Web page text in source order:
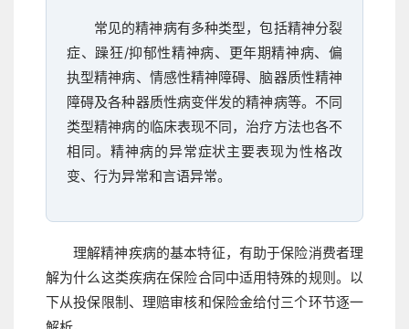
常见的精神病有多种类型，包括精神分裂
症、躁狂/抑郁性精神病、更年期精神病、偏
执型精神病、情感性精神障碍、脑器质性精神
障碍及各种器质性病变伴发的精神病等。不同
类型精神病的临床表现不同，治疗方法也各不
相同。精神病的异常症状主要表现为性格改
变、行为异常和言语异常。
理解精神疾病的基本特征，有助于保险消费者理
解为什么这类疾病在保险合同中适用特殊的规则。以
下从投保限制、理赔审核和保险金给付三个环节逐一